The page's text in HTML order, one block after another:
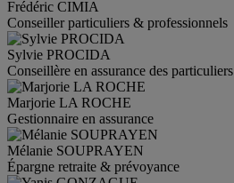
Frédéric CIMIA
Conseiller particuliers & professionnels
Sylvie PROCIDA
Conseillère en assurance des particuliers
Marjorie LA ROCHE
Gestionnaire en assurance
Mélanie SOUPRAYEN
Épargne retraite & prévoyance